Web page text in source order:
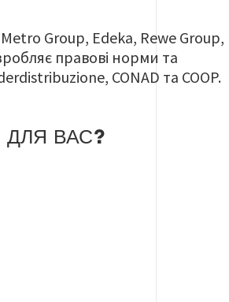
Group, Edeka, Rewe Group,
правові норми та
CONAD та COOP.
ДЛЯ ВАС?